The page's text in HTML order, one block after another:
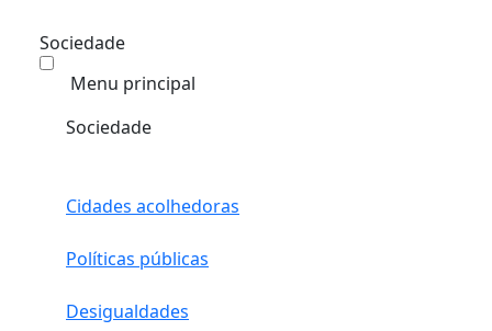
Sociedade
Menu principal
Sociedade
Cidades acolhedoras
Políticas públicas
Desigualdades